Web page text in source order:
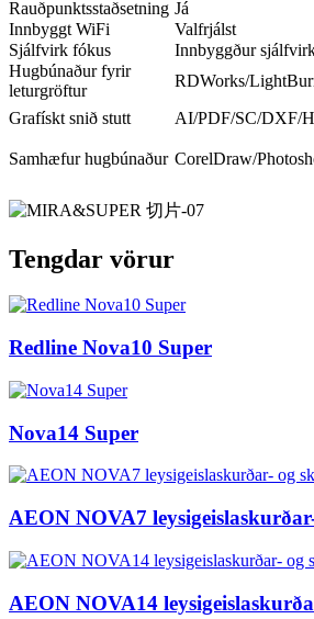
Rauðpunktsstaðsetning Já
Innbyggt WiFi
Valfrjálst
Sjálfvirk fókus
Innbyggður
Hugbúnaður fyrir
leturgröftur
RDWorks/
Grafískt snið stutt
AI/PDF/SC/DXF/
Samhæfur hugbúnaður CorelDraw/
Tengdar vörur
Redline Nova10 Super
Nova14 Super
AEON NOVA7
AEON NOVA14